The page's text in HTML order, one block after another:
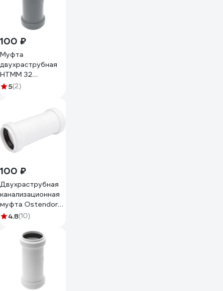
100 ₽
Муфта
двухраструбная
HTMM 32
Ostendorf 110510
5(2)
100 ₽
Двухраструбная
канализационная
муфта Ostendorf
белая 32 мм
4.8(10)